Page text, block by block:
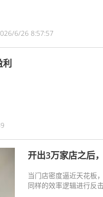
6/26 8:57:57
开出3万家店之后
当门店密度逼近天花板
同样的效率逻辑进行反